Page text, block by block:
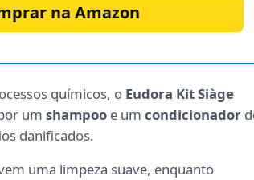
na Amazon
químicos, o Eudora Kit Siàge
um shampoo e um condicionador
danificados.
uma limpeza suave, enquanto